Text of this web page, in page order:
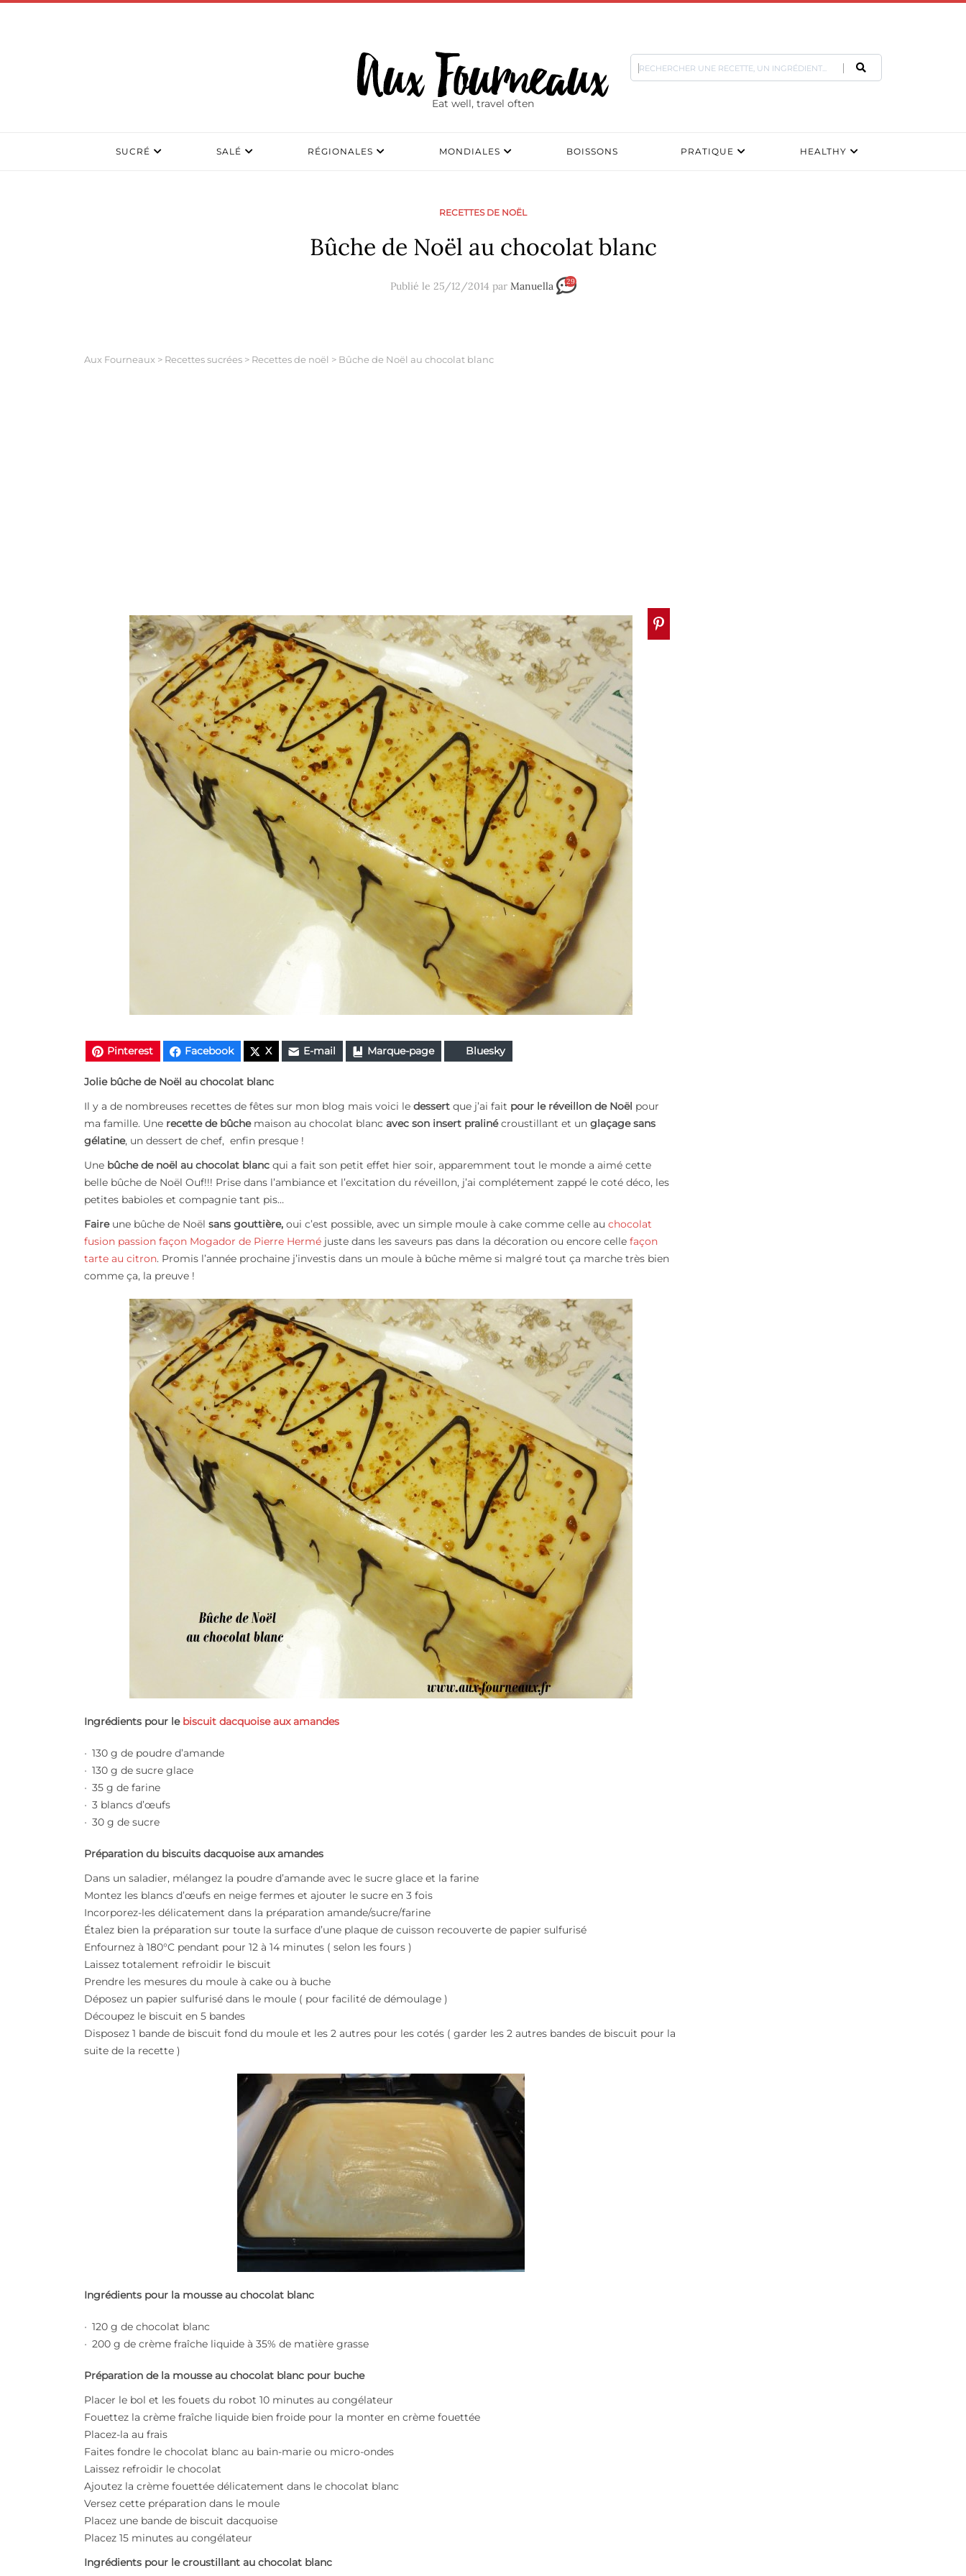
Eat well, travel often
SUCRÉ SALÉ RÉGIONALES MONDIALES BOISSONS PRATIQUE HEALTHY
RECETTES DE NOËL
Bûche de Noël au chocolat blanc
Publié le 25/12/2014 par Manuella 29
Aux Fourneaux > Recettes sucrées > Recettes de noël > Bûche de Noël au chocolat blanc
Pinterest Facebook X E-mail Marque-page Bluesky
Jolie bûche de Noël au chocolat blanc
Il y a de nombreuses recettes de fêtes sur mon blog mais voici le dessert que j’ai fait pour le réveillon de Noël pour
ma famille. Une recette de bûchemaison au chocolat blanc avec son insert pralinécroustillant et un glaçage sans
gélatine, un dessert de chef, enfin presque !
Une bûche de noël au chocolat blanc qui a fait son petit effet hier soir, apparemment tout le monde a aimé cette
belle bûche de Noël Ouf!!! Prise dans l’ambiance et l’excitation du réveillon, j’ai complétement zappé le coté déco, les
petites babioles et compagnie tant pis…
Faire une bûche de Noël sans gouttière, oui c’est possible, avec un simple moule à cake comme celle au chocolat
fusion passion façon Mogador de Pierre Hermé juste dans les saveurs pas dans la décoration ou encore celle façon
tarte au citron. Promis l’année prochaine j’investis dans un moule à bûche même si malgré tout ça marche très bien
comme ça, la preuve !
Ingrédients pour le biscuit dacquoise aux amandes
130 g de poudre d’amande
130 g de sucre glace
35 g de farine
3 blancs d’œufs
30 g de sucre
Préparation du biscuits dacquoise aux amandes
Dans un saladier, mélangez la poudre d’amande avec le sucre glace et la farine
Montez les blancs d’œufs en neige fermes et ajouter le sucre en 3 fois
Incorporez-les délicatement dans la préparation amande/sucre/farine
Étalez bien la préparation sur toute la surface d’une plaque de cuisson recouverte de papier sulfurisé
Enfournez à 180°C pendant pour 12 à 14 minutes ( selon les fours )
Laissez totalement refroidir le biscuit
Prendre les mesures du moule à cake ou à buche
Déposez un papier sulfurisé dans le moule ( pour facilité de démoulage )
Découpez le biscuit en 5 bandes
Disposez 1 bande de biscuit fond du moule et les 2 autres pour les cotés ( garder les 2 autres bandes de biscuit pour la
suite de la recette )
Ingrédients pour la mousse au chocolat blanc
120 g de chocolat blanc
200 g de crème fraîche liquide à 35% de matière grasse
Préparation de la mousse au chocolat blanc pour buche
Placer le bol et les fouets du robot 10 minutes au congélateur
Fouettez la crème fraîche liquide bien froide pour la monter en crème fouettée
Placez-la au frais
Faites fondre le chocolat blanc au bain-marie ou micro-ondes
Laissez refroidir le chocolat
Ajoutez la crème fouettée délicatement dans le chocolat blanc
Versez cette préparation dans le moule
Placez une bande de biscuit dacquoise
Placez 15 minutes au congélateur
Ingrédients pour le croustillant au chocolat blanc